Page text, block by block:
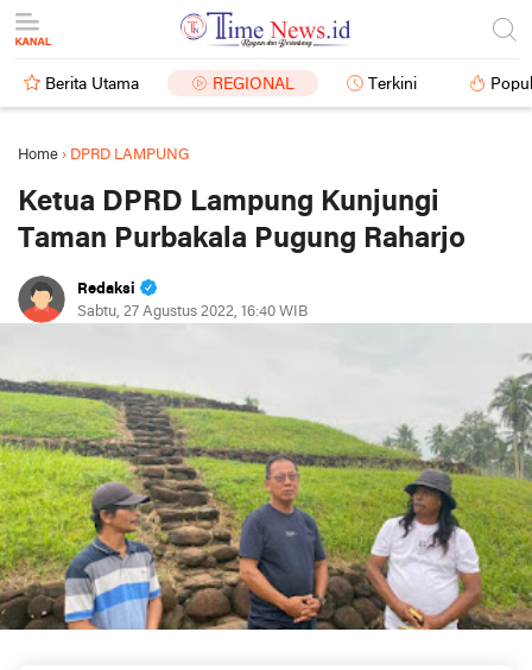
Berita Utama REGIONAL Terkini
Home › DPRD LAMPUNG
Ketua DPRD Lampung Kunjungi
Taman Purbakala Pugung Raharjo
Redaksi
Sabtu, 27 Agustus 2022, 16:40 WIB